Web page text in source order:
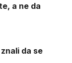
a ne da
da se